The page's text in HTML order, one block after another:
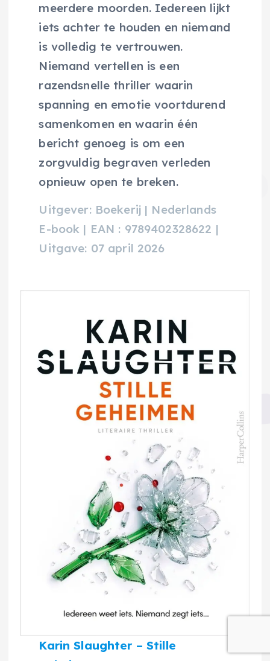
meerdere moorden. Iedereen lijkt
iets achter te houden en niemand
is volledig te vertrouwen.
Niemand vertellen is een
razendsnelle thriller waarin
spanning en emotie voortdurend
samenkomen en waarin één
bericht genoeg is om een
zorgvuldig begraven verleden
opnieuw open te breken.
Uitgever: Boekerij | Nederlands
E-book | EAN : 9789402328622 |
Uitgave: 07 april 2026
Karin Slaughter – Stille